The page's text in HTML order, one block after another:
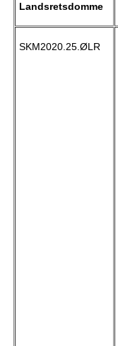
Landsretsdomme
SKM2020.25.ØLR